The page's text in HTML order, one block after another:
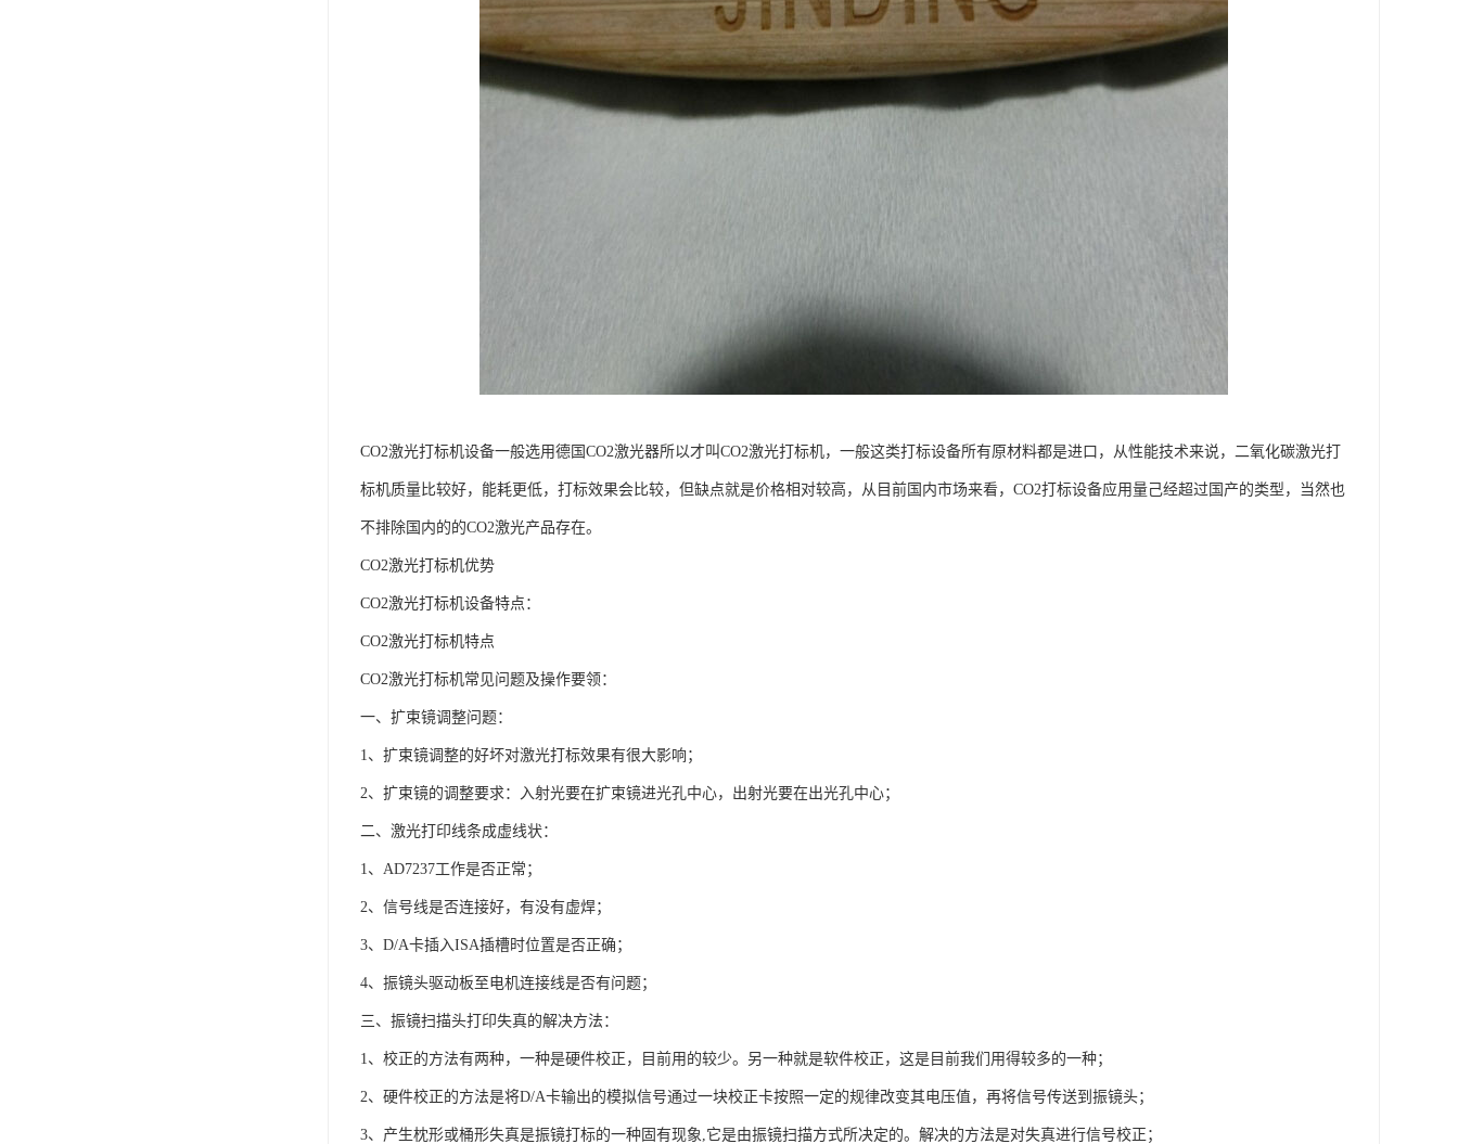
CO2激光打标机设备一般选用德国CO2激光器所以才叫CO2激光打标机，一般这类打标设备所有原材料都是进口，从性能技术来说，二氧化碳激光打
标机质量比较好，能耗更低，打标效果会比较，但缺点就是价格相对较高，从目前国内市场来看，CO2打标设备应用量己经超过国产的类型，当然也
不排除国内的的CO2激光产品存在。
CO2激光打标机优势
CO2激光打标机设备特点：
CO2激光打标机特点
CO2激光打标机常见问题及操作要领：
一、扩束镜调整问题：
1、扩束镜调整的好坏对激光打标效果有很大影响；
2、扩束镜的调整要求：入射光要在扩束镜进光孔中心，出射光要在出光孔中心；
二、激光打印线条成虚线状：
1、AD7237工作是否正常；
2、信号线是否连接好，有没有虚焊；
3、D/A卡插入ISA插槽时位置是否正确；
4、振镜头驱动板至电机连接线是否有问题；
三、振镜扫描头打印失真的解决方法：
1、校正的方法有两种，一种是硬件校正，目前用的较少。另一种就是软件校正，这是目前我们用得较多的一种；
2、硬件校正的方法是将D/A卡输出的模拟信号通过一块校正卡按照一定的规律改变其电压值，再将信号传送到振镜头；
3、产生枕形或桶形失真是振镜打标的一种固有现象,它是由振镜扫描方式所决定的。解决的方法是对失真进行信号校正；